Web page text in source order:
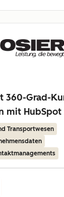
360-Grad-
mit HubSpot
Transportwesen